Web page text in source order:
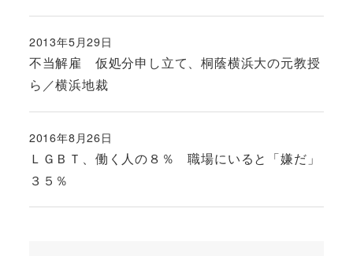
不当解雇 仮処分申し立て、桐蔭横浜大の元教授
ら／横浜地裁
投稿日
2013年5月29日
ＬＧＢＴ、働く人の８％ 職場にいると「嫌だ」
３５％
投稿日
2016年8月26日